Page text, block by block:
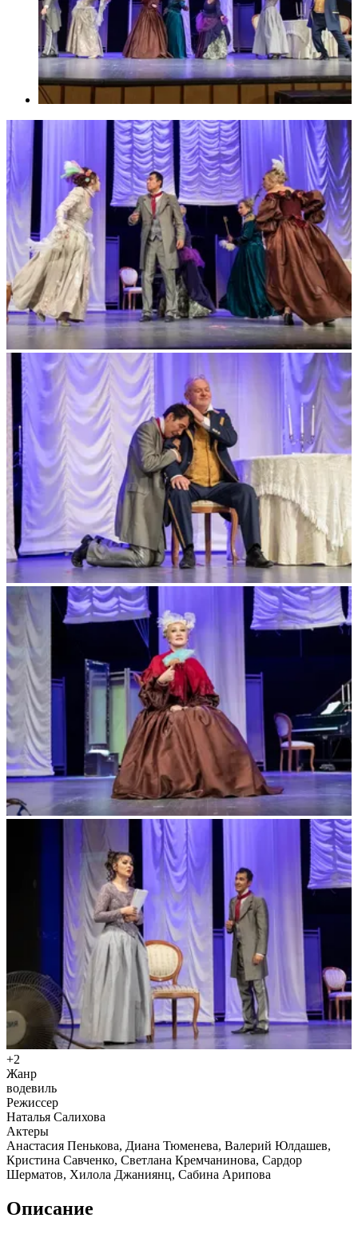
+2
Жанр
водевиль
Режиссер
Наталья Салихова
Актеры
Анастасия Пенькова, Диана Тюменева, Валерий Юлдашев,
Кристина Савченко, Светлана Кремчанинова, Сардор
Шерматов, Хилола Джаниянц, Сабина Арипова
Описание